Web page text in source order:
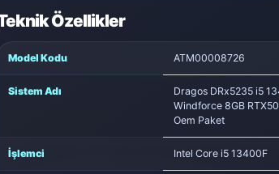
Özellikler
Model Kodu ATM00008726
Sistem Adı
Dragos DRx5235 i5
Windforce 8GB
Oem Paket
İşlemci Intel Core i5 13400F